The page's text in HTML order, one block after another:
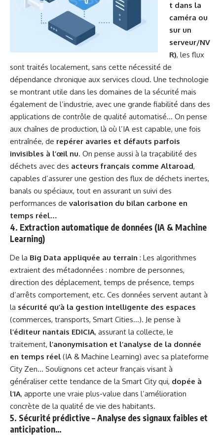
t dans la
caméra ou
sur un
serveur/NV
R), les flux
sont traités localement, sans cette nécessité de
dépendance chronique aux services cloud. Une technologie
se montrant utile dans les domaines de la sécurité mais
également de l’industrie, avec une grande fiabilité dans des
applications de contrôle de qualité automatisé… On pense
aux chaînes de production, là où l’IA est capable, une fois
entraînée, de repérer avaries et défauts parfois
invisibles à l’œil nu. On pense aussi à la traçabilité des
déchets avec des acteurs français comme Altaroad,
capables d’assurer une gestion des flux de déchets inertes,
banals ou spéciaux, tout en assurant un suivi des
performances de valorisation du bilan carbone en
temps réel…
4. Extraction automatique de données (IA & Machine
Learning)
De la Big Data appliquée au terrain : Les algorithmes
extraient des métadonnées : nombre de personnes,
direction des déplacement, temps de présence, temps
d’arrêts comportement, etc. Ces données servent autant à
la sécurité qu’à la gestion intelligente des espaces
(commerces, transports, Smart Cities…). Je pense à
l’éditeur nantais EDICIA, assurant la collecte, le
traitement, l’anonymisation et l’analyse de la donnée
en temps réel (IA & Machine Learning) avec sa plateforme
City Zen… Soulignons cet acteur français visant à
généraliser cette tendance de la Smart City qui, dopée à
l’IA, apporte une vraie plus-value dans l’amélioration
concrète de la qualité de vie des habitants.
5. Sécurité prédictive – Analyse des signaux faibles et
anticipation…